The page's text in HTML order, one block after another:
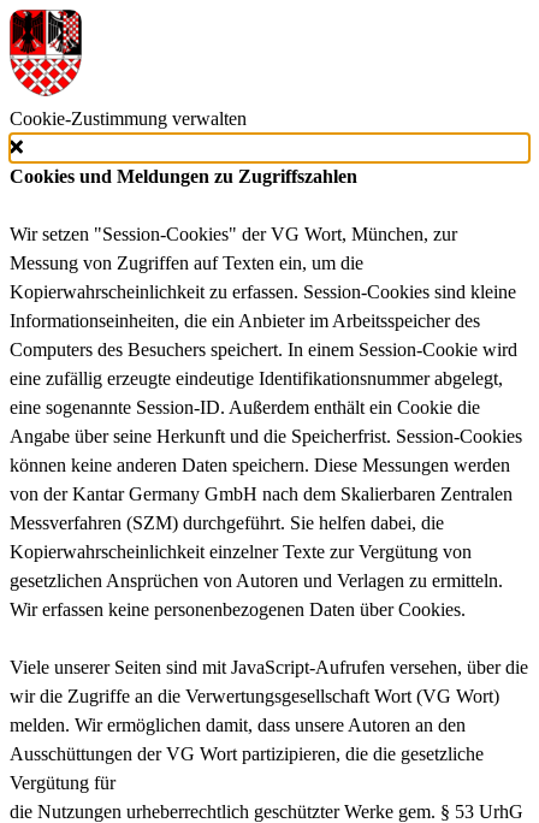
Cookie-Zustimmung verwalten
Cookies und Meldungen zu Zugriffszahlen
Wir setzen "Session-Cookies" der VG Wort, München, zur
Messung von Zugriffen auf Texten ein, um die
Kopierwahrscheinlichkeit zu erfassen. Session-Cookies sind kleine
Informationseinheiten, die ein Anbieter im Arbeitsspeicher des
Computers des Besuchers speichert. In einem Session-Cookie wird
eine zufällig erzeugte eindeutige Identifikationsnummer abgelegt,
eine sogenannte Session-ID. Außerdem enthält ein Cookie die
Angabe über seine Herkunft und die Speicherfrist. Session-Cookies
können keine anderen Daten speichern. Diese Messungen werden
von der Kantar Germany GmbH nach dem Skalierbaren Zentralen
Messverfahren (SZM) durchgeführt. Sie helfen dabei, die
Kopierwahrscheinlichkeit einzelner Texte zur Vergütung von
gesetzlichen Ansprüchen von Autoren und Verlagen zu ermitteln.
Wir erfassen keine personenbezogenen Daten über Cookies.
Viele unserer Seiten sind mit JavaScript-Aufrufen versehen, über die
wir die Zugriffe an die Verwertungsgesellschaft Wort (VG Wort)
melden. Wir ermöglichen damit, dass unsere Autoren an den
Ausschüttungen der VG Wort partizipieren, die die gesetzliche
Vergütung für
die Nutzungen urheberrechtlich geschützter Werke gem. § 53 UrhG